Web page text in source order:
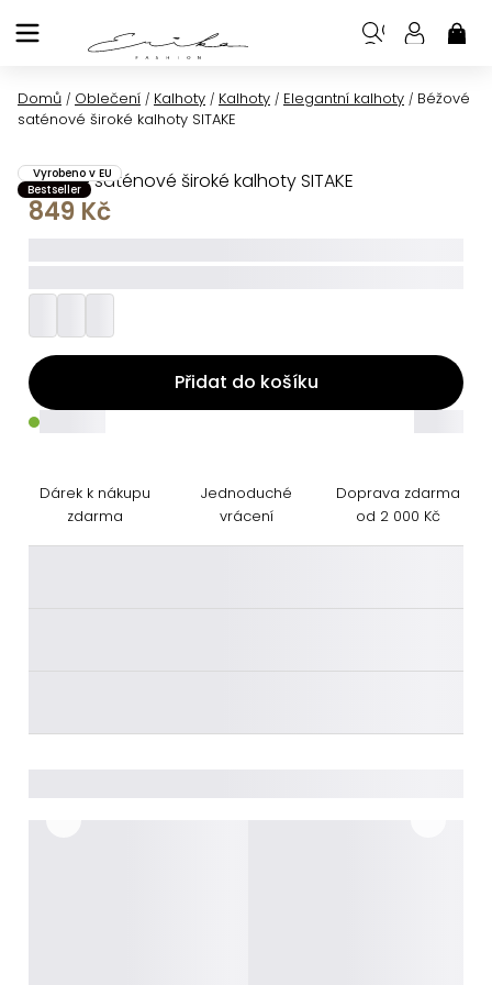
na
Domů / Oblečení / Kalhoty / Kalhoty / Elegantní kalhoty / Béžové
saténové široké kalhoty SITAKE
Béžové saténové široké kalhoty SITAKE
Vyrobeno v EU
Bestseller
849 Kč
Přidat do košíku
Dárek k nákupu
zdarma
Jednoduché
vrácení
Doprava zdarma
od 2 000 Kč